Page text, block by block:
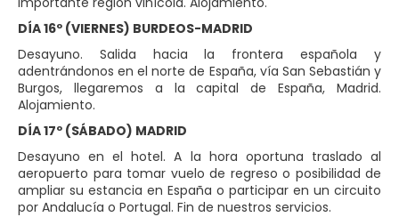
DÍA 16º (VIERNES) BURDEOS-MADRID
Desayuno. Salida hacia la frontera española y
adentrándonos en el norte de España, vía San Sebastián y
Burgos, llegaremos a la capital de España, Madrid.
Alojamiento.
DÍA 17º (SÁBADO) MADRID
Desayuno en el hotel. A la hora oportuna traslado al
aeropuerto para tomar vuelo de regreso o posibilidad de
ampliar su estancia en España o participar en un circuito
por Andalucía o Portugal. Fin de nuestros servicios.